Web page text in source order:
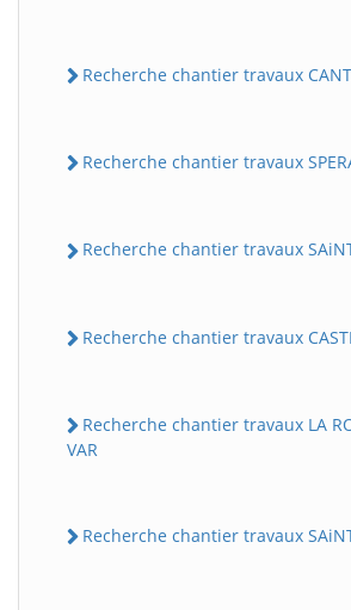
Recherche chantier travaux
Recherche chantier travaux
Recherche chantier travaux
Recherche chantier travaux
Recherche chantier travaux LA
VAR
Recherche chantier travaux